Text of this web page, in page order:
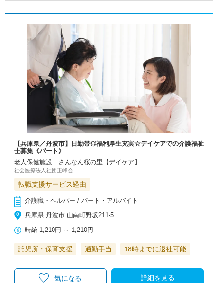
【兵庫県／丹波市】日勤帯◎福利厚生充実☆デイケアでの介護福祉
士募集《パート》
老人保健施設 さんなん桜の里【デイケア】
社会医療法人社団正峰会
転職支援サービス経由
介護職・ヘルパー / パート・アルバイト
兵庫県 丹波市 山南町野坂211-5
時給 1,210円 ～ 1,210円
託児所・保育支援 通勤手当 18時までに退社可能
詳細を見る
気になる